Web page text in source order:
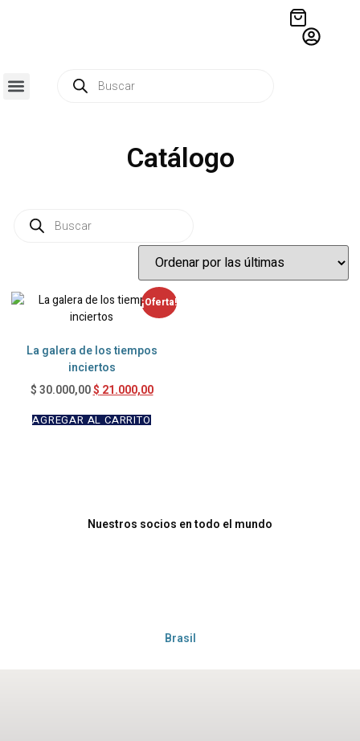
Catálogo
¡Oferta!
La galera de los tiempos
inciertos
$ 30.000,00 $ 21.000,00
AGREGAR AL CARRITO
Nuestros socios en todo el mundo
Brasil